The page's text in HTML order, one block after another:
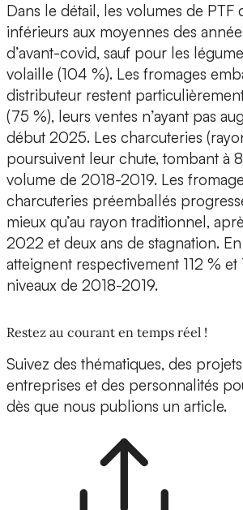
Dans le détail, les volumes de
inférieurs aux moyennes des
d’avant-covid, sauf pour les
volaille (104 %). Les fromages
distributeur restent
(75 %), leurs ventes n’ayant pas
début 2025. Les charcuteries
poursuivent leur chute, tombant à
volume de 2018-2019. Les
charcuteries préemballés
mieux qu’au rayon traditionnel,
2022 et deux ans de stagnation.
atteignent respectivement 112 %
niveaux de 2018-2019.
Restez au courant en temps réel !
Suivez des thématiques, des
entreprises et des personnalités
dès que nous publions un article.